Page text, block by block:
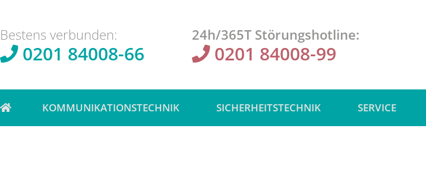
Bestens verbunden:
0201 84008-66
24h/365T Störungshotline:
0201 84008-99
KOMMUNIKATIONSTECHNIK SICHERHEITSTECHNIK SERVICE